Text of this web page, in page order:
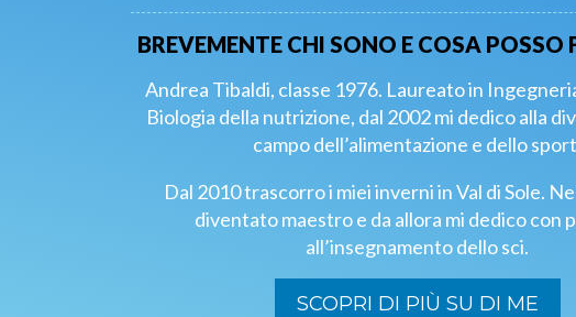
BREVEMENTE CHI SONO E COSA POSSO
Andrea Tibaldi, classe 1976. Laureato in
Biologia della nutrizione, dal 2002 mi dedico alla
campo dell’alimentazione e dello
Dal 2010 trascorro i miei inverni in Val di Sole.
diventato maestro e da allora mi dedico con
all’insegnamento dello sci.
SCOPRI DI PIÙ SU DI ME